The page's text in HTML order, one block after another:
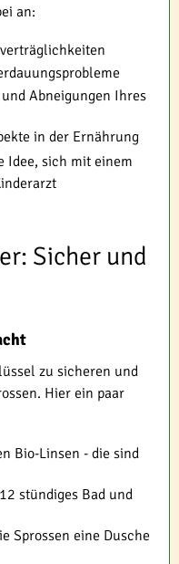
an:
Abneigungen Ihres
in der Ernährung
Idee, sich mit einem
Sicher und
zu sicheren und
Hier ein paar
Bio-Linsen - die sind
stündiges Bad und
Sprossen eine Dusche